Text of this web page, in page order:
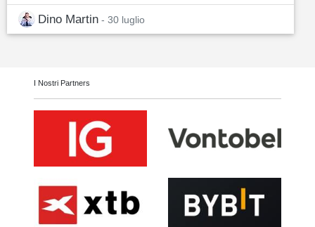
Dino Martin - 30 luglio
I Nostri Partners